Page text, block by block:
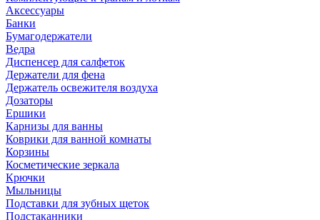
Аксессуары
Банки
Бумагодержатели
Ведра
Диспенсер для салфеток
Держатели для фена
Держатель освежителя воздуха
Дозаторы
Ершики
Карнизы для ванны
Коврики для ванной комнаты
Корзины
Косметические зеркала
Крючки
Мыльницы
Подставки для зубных щеток
Подстаканники